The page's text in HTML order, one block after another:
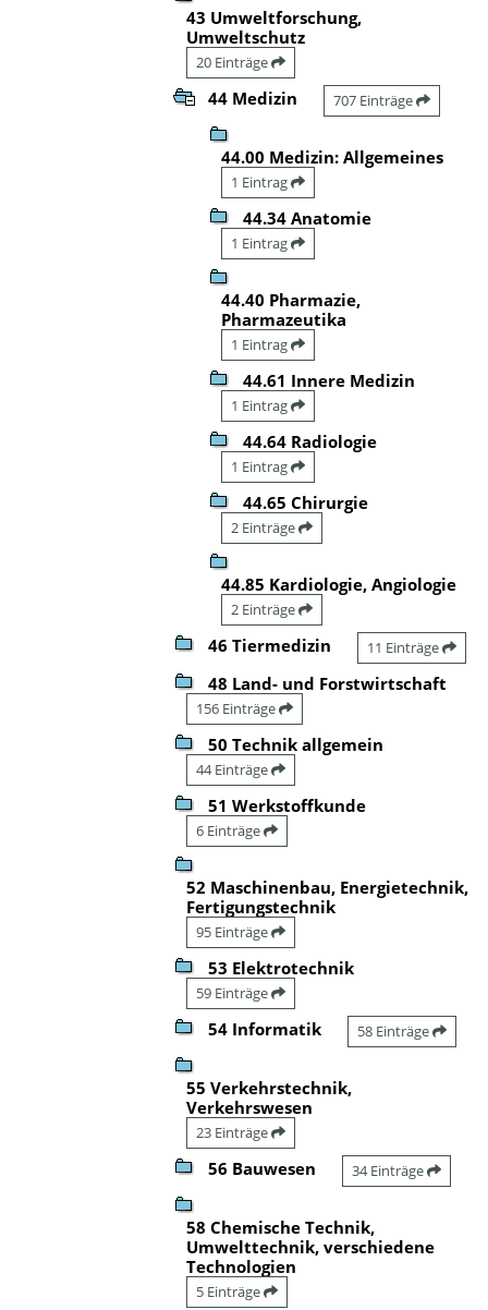
43 Umweltforschung,
Umweltschutz
20 Einträge
44 Medizin 707 Einträge
44.00 Medizin: Allgemeines
1 Eintrag
44.34 Anatomie
1 Eintrag
44.40 Pharmazie,
Pharmazeutika
1 Eintrag
44.61 Innere Medizin
1 Eintrag
44.64 Radiologie
1 Eintrag
44.65 Chirurgie
2 Einträge
44.85 Kardiologie, Angiologie
2 Einträge
46 Tiermedizin 11 Einträge
48 Land- und Forstwirtschaft
156 Einträge
50 Technik allgemein
44 Einträge
51 Werkstoffkunde
6 Einträge
52 Maschinenbau, Energietechnik,
Fertigungstechnik
95 Einträge
53 Elektrotechnik
59 Einträge
54 Informatik 58 Einträge
55 Verkehrstechnik,
Verkehrswesen
23 Einträge
56 Bauwesen 34 Einträge
58 Chemische Technik,
Umwelttechnik, verschiedene
Technologien
5 Einträge